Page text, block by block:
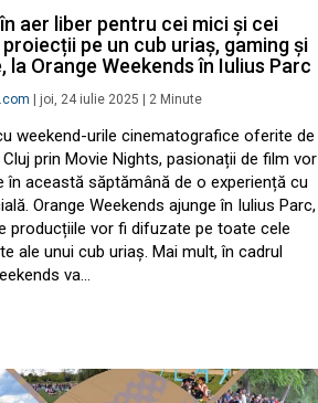
aer liber pentru cei mici și cei
pe un cub uriaș, gaming și
la Orange Weekends în Iulius Parc
joi, 24 iulie 2025 2 Minute
weekend-urile cinematografice oferite de
Cluj prin Movie Nights, pasionații de film vor
în această săptămână de o experiență cu
Orange Weekends ajunge în Iulius Parc,
producțiile vor fi difuzate pe toate cele
ale unui cub uriaș. Mai mult, în cadrul
va…